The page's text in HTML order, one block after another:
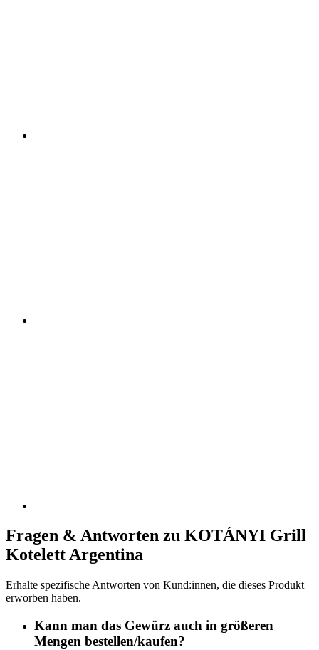
Fragen & Antworten zu KOTÁNYI Grill
Kotelett Argentina
Erhalte spezifische Antworten von Kund:innen, die dieses Produkt
erworben haben.
Kann man das Gewürz auch in größeren
Mengen bestellen/kaufen?